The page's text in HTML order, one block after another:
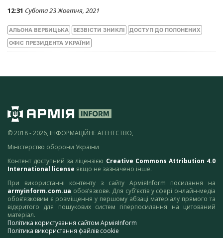
12:31 Субота 23 Жовтня, 2021
АЛЬОНА ВЕРБИЦЬКА БЕЗВІСТИ ЗНИКЛІ ДОСТУП ДО ПОЛОНЕНИХ
ОФІС ПРЕЗИДЕНТА УКРАЇНИ
© 2018 - 2026, ІНФОРМАЦІЙНЕ АГЕНТСТВО,
Міністерство оборони України
Контент доступний за ліцензією Creative Commons Attribution 4.0
International license якщо не зазначено інше.
При використанні контенту з сайту АрміяInform посилання на
armyinform.com.ua обов’язкове. Для суб’єктів у сфері онлайн-медіа
обов’язковим є розміщення у першому абзаці матеріалу прямого та
відкритого для пошукових систем гіперпосилання на цитований
матеріал.
Політика користування сайтом АрміяInform
Політика використання файлів cookie